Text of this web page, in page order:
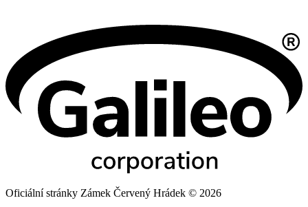
Oficiální stránky Zámek Červený Hrádek © 2026